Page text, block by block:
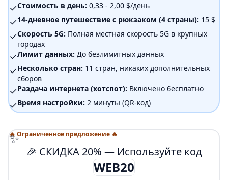
✓Стоимость в день: 0,33 - 2,00 $/день
✓14-дневное путешествие с рюкзаком (4 страны): 15 $
✓Скорость 5G: Полная местная скорость 5G в крупных
городах
✓Лимит данных: До безлимитных данных
✓Несколько стран: 11 стран, никаких дополнительных
сборов
✓Раздача интернета (хотспот): Включено бесплатно
✓Время настройки: 2 минуты (QR-код)
✨
🔥 Ограниченное предложение 🔥
🎉 СКИДКА 20% — Используйте код
WEB20